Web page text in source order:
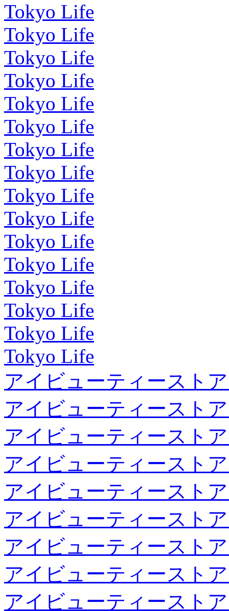
Tokyo Life
Tokyo Life
Tokyo Life
Tokyo Life
Tokyo Life
Tokyo Life
Tokyo Life
Tokyo Life
Tokyo Life
Tokyo Life
Tokyo Life
Tokyo Life
Tokyo Life
Tokyo Life
Tokyo Life
Tokyo Life
アイビューティースト
アイビューティースト
アイビューティースト
アイビューティースト
アイビューティースト
アイビューティースト
アイビューティースト
アイビューティースト
アイビューティースト